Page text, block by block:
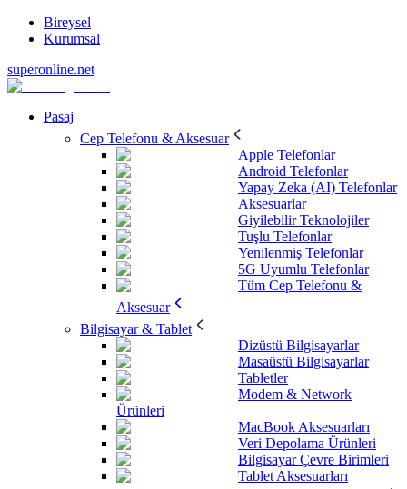
Bireysel
Kurumsal
superonline.net
Pasaj
Cep Telefonu & Aksesuar
Apple Telefonlar
Android Telefonlar
Yapay Zeka (AI) Telefonlar
Aksesuarlar
Giyilebilir Teknolojiler
Tuşlu Telefonlar
Yenilenmiş Telefonlar
5G Uyumlu Telefonlar
Tüm Cep Telefonu &
Aksesuar
Bilgisayar & Tablet
Dizüstü Bilgisayarlar
Masaüstü Bilgisayarlar
Tabletler
Modem & Network
Ürünleri
MacBook Aksesuarları
Veri Depolama Ürünleri
Bilgisayar Çevre Birimleri
Tablet Aksesuarları